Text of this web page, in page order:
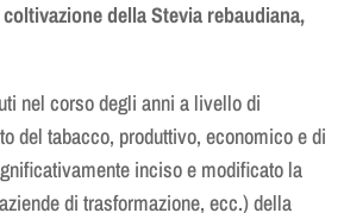
coltivazione della Stevia rebaudiana,
nel corso degli anni a livello di
del tabacco, produttivo, economico e di
inciso e modificato la
di trasformazione, ecc.) della